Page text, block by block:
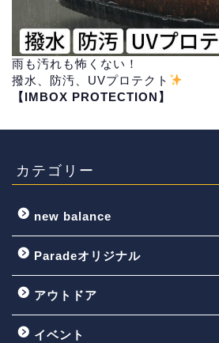
雨も汚れも怖くない！
撥水、防汚、UVプロテクト
【IMBOX PROTECTION】
カテゴリー
new balance
Paradeオリジナル
アウトドア
イベント